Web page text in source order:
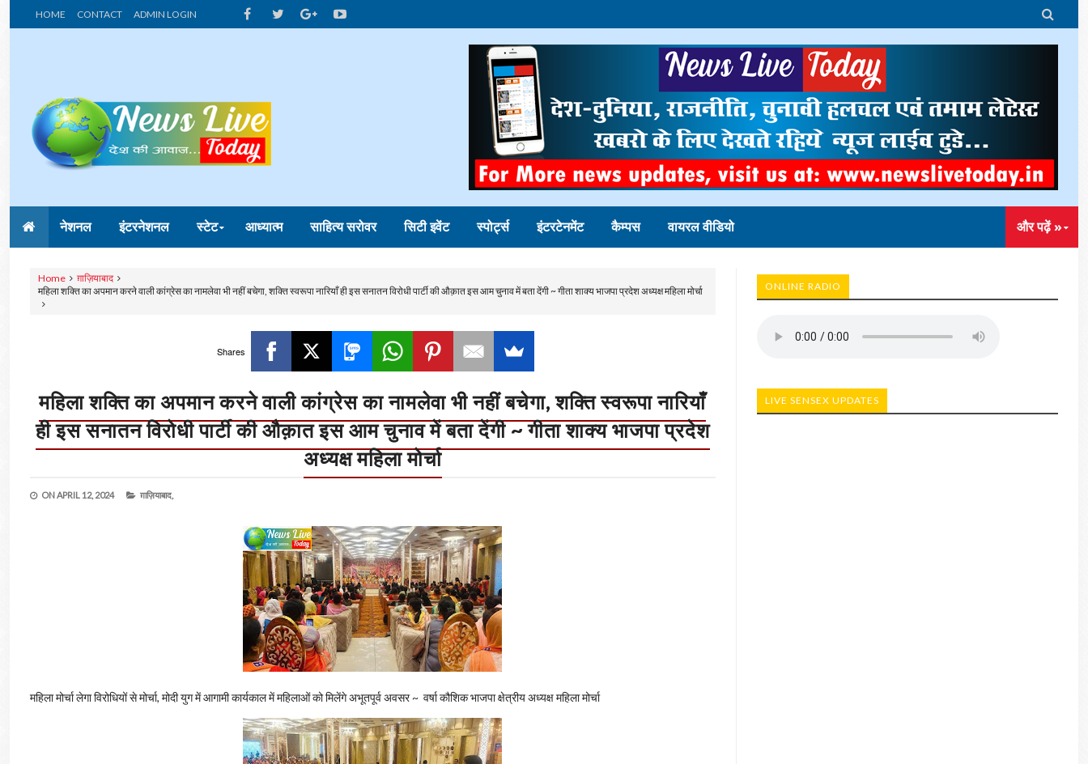
HOME CONTACT ADMIN LOGIN 
नेशनल इंटरनेशनल स्टेट आध्यात्म साहित्य सरोवर सिटी इवेंट स्पोर्ट्स इंटरटेनमेंट कैम्पस वायरल वीडियो और पढ़ें »
Home
ग़ाज़ियाबाद
महिला शक्ति का अपमान करने वाली कांग्रेस का नामलेवा भी नहीं बचेगा, शक्ति स्वरूपा नारियाँ ही इस सनातन विरोधी पार्टी की औक़ात इस आम चुनाव में बता देंगी ~ गीता शाक्य भाजपा प्रदेश अध्यक्ष महिला मोर्चा
Shares
महिला शक्ति का अपमान करने वाली कांग्रेस का नामलेवा भी नहीं बचेगा, शक्ति स्वरूपा नारियाँ
ही इस सनातन विरोधी पार्टी की औक़ात इस आम चुनाव में बता देंगी ~ गीता शाक्य भाजपा प्रदेश
अध्यक्ष महिला मोर्चा
ONAPRIL 12, 2024 ग़ाज़ियाबाद,
महिला मोर्चा लेगा विरोधियों से मोर्चा, मोदी युग में आगामी कार्यकाल में महिलाओं को मिलेंगे अभूतपूर्व अवसर ~ वर्षा कौशिक भाजपा क्षेत्रीय अध्यक्ष महिला मोर्चा
ONLINE RADIO
LIVE SENSEX UPDATES